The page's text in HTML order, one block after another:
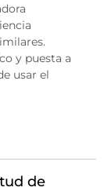
y puesta a
usar el
de